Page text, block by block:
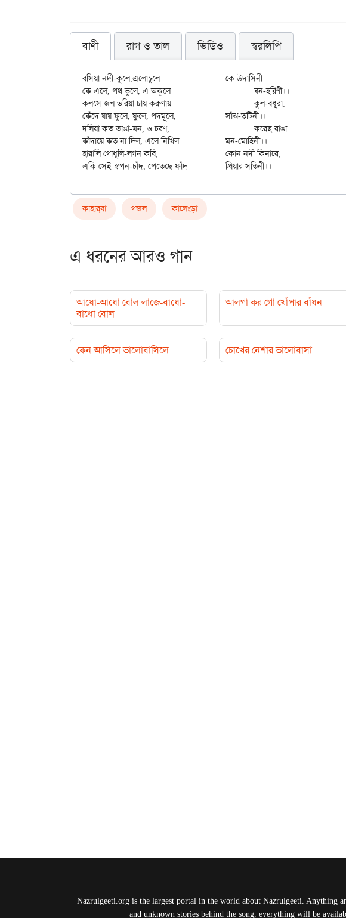
বাণী রাগ ও তাল ভিডিও স্বরলিপি
বসিয়া নদী-কূলে,এলোচুলে			কে উদাসিনী
কে এলে, পথ ভুলে, এ অকূলে			বন-হরিণী।।
কলসে জল ভরিয়া চায় করুণায়			কুল-বধূরা,
কেঁদে যায় ফুলে, ফুলে, পদমূলে,		সাঁঝ-তটিনী।।
দলিয়া কত ভাঙা-মন, ও চরণ,			করেছ রাঙা
কাঁদায়ে কত না দিল, এলে নিখিল		মন-মোহিনী।।
হারালি গোধূলি-লগন কবি,			কোন নদী কিনারে,
কাহার্‌বা গজল কালেংড়া
এ ধরনের আরও গান
আধো-আধো বোল লাজে-বাধো-
বাধো বোল
আলগা কর গো খোঁপার বাঁধন
কেন আসিলে ভালোবাসিলে চোখের নেশার ভালোবাসা
Nazrulgeeti.org is the largest portal in the world about Nazrulgeeti.
and unknown stories behind the song, everything will be